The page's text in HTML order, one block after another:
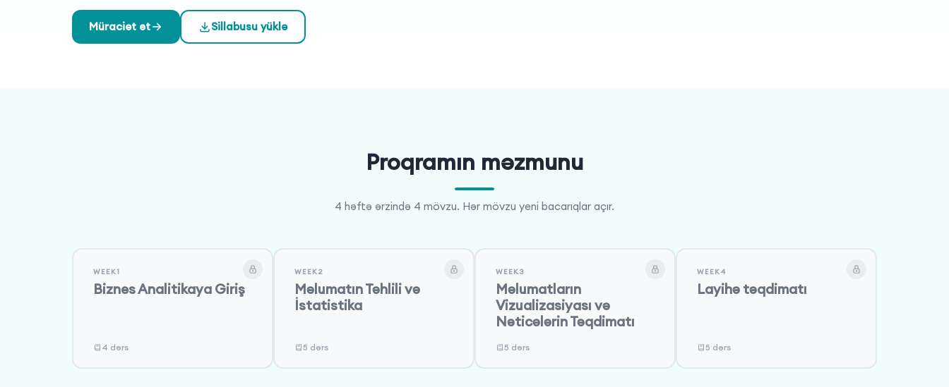
Müraciət et Sillabusu yüklə
Proqramın məzmunu
4 həftə ərzində 4 mövzu. Hər mövzu yeni bacarıqlar açır.
WEEK1
Biznes Analitikaya Giriş
4 dərs
WEEK2
Məlumatın Təhlili və
İstatistika
5 dərs
WEEK3
Məlumatların
Vizualizasiyası və
Nəticələrin Təqdimatı
5 dərs
WEEK4
Layihə təqdimatı
5 dərs